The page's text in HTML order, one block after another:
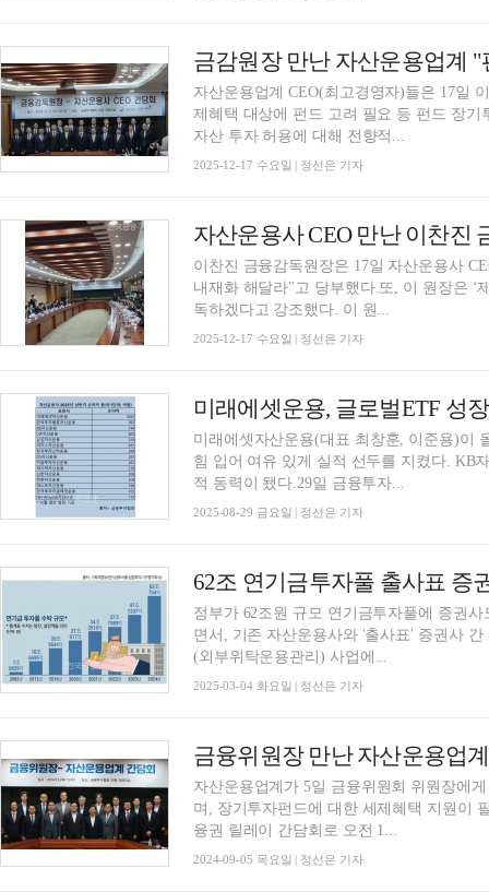
자산운용업계 CEO(최고경영자)들은 17일
제혜택 대상에 펀드 고려 필요 등 펀드 장
자산 투자 허용에 대해 전향적...
2025-12-17 수요일 | 정선은 기자
이찬진 금융감독원장은 17일 자산운용사
내재화 해달라"고 당부했다.또, 이 원장은 ‘
독하겠다고 강조했다. 이 원...
2025-12-17 수요일 | 정선은 기자
미래에셋자산운용(대표 최창훈, 이준용)이
힘 입어 여유 있게 실적 선두를 지켰다. KB
적 동력이 됐다.29일 금융투자...
2025-08-29 금요일 | 정선은 기자
62조 연기금투자풀 출사표 증
정부가 62조원 규모 연기금투자풀에 증권
면서, 기존 자산운용사와 '출사표' 증권사
(외부위탁운용관리) 사업에...
2025-03-04 화요일 | 정선은 기자
자산운용업계가 5일 금융위원회 위원장에
며, 장기투자펀드에 대한 세제혜택 지원이
융권 릴레이 간담회로 오전 1...
2024-09-05 목요일 | 정선은 기자